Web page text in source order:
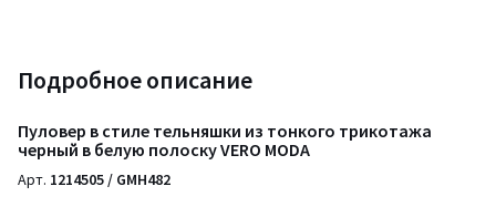
Подробное описание
Пуловер в стиле тельняшки из тонкого трикотажа
черный в белую полоску VERO MODA
Арт. 1214505 / GMH482